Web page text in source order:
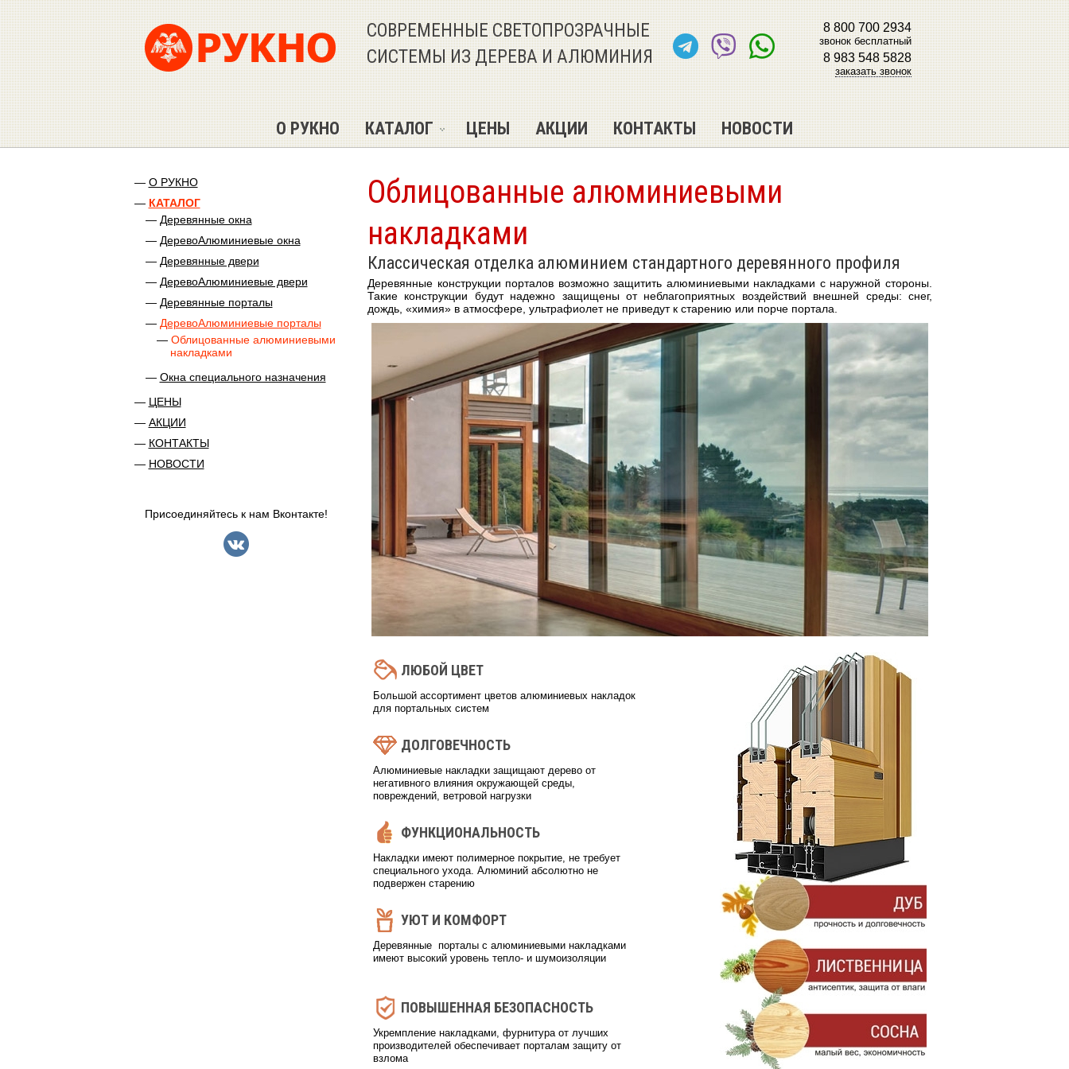
СОВРЕМЕННЫЕ СВЕТОПРОЗРАЧНЫЕ
СИСТЕМЫ ИЗ ДЕРЕВА И АЛЮМИНИЯ
8 800 700 2934
звонок бесплатный
8 983 548 5828
заказать звонок
О РУКНО КАТАЛОГ ЦЕНЫ АКЦИИ КОНТАКТЫ НОВОСТИ
О РУКНО
КАТАЛОГ
Деревянные окна
ДеревоАлюминиевые окна
Деревянные двери
ДеревоАлюминиевые двери
Деревянные порталы
ДеревоАлюминиевые порталы
Облицованные алюминиевыми
накладками
Окна специального назначения
ЦЕНЫ
АКЦИИ
КОНТАКТЫ
НОВОСТИ
Присоединяйтесь к нам Вконтакте!
Облицованные алюминиевыми
накладками
Классическая отделка алюминием стандартного деревянного профиля
Деревянные конструкции порталов возможно защитить алюминиевыми накладками с наружной стороны.
Такие конструкции будут надежно защищены от неблагоприятных воздействий внешней среды: снег,
дождь, «химия» в атмосфере, ультрафиолет не приведут к старению или порче портала.
ЛЮБОЙ ЦВЕТ
Большой ассортимент цветов алюминиевых накладок
для портальных систем
ДОЛГОВЕЧНОСТЬ
Алюминиевые накладки защищают дерево от
негативного влияния окружающей среды,
повреждений, ветровой нагрузки
ФУНКЦИОНАЛЬНОСТЬ
Накладки имеют полимерное покрытие, не требует
специального ухода. Алюминий абсолютно не
подвержен старению
УЮТ И КОМФОРТ
Деревянные порталы с алюминиевыми накладками
имеют высокий уровень тепло- и шумоизоляции
ПОВЫШЕННАЯ БЕЗОПАСНОСТЬ
Укремпление накладками, фурнитура от лучших
производителей обеспечивает порталам защиту от
взлома